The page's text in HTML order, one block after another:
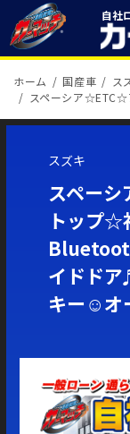
自社
ホーム 国産車
ス
スペーシア
スズキ
スペー
トップ
イドド
キー☺オ